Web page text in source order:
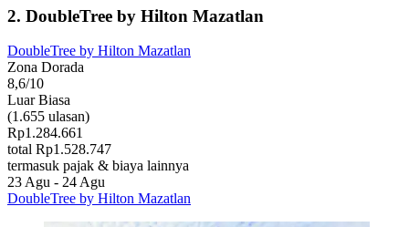
2. DoubleTree by Hilton Mazatlan
DoubleTree by Hilton Mazatlan
Zona Dorada
8,6/10
Luar Biasa
(1.655 ulasan)
Rp1.284.661
total Rp1.528.747
termasuk pajak & biaya lainnya
23 Agu - 24 Agu
DoubleTree by Hilton Mazatlan